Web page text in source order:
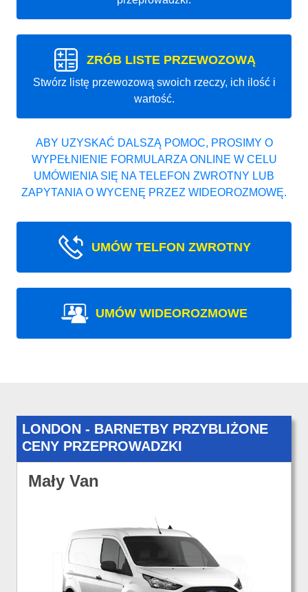
ZRÓB LISTE PRZEWOZOWĄ
Stwórz listę przewozową swoich rzeczy, ich ilość i
wartość.
ABY UZYSKAĆ DALSZĄ POMOC, PROSIMY O
WYPEŁNIENIE FORMULARZA ONLINE W CELU
UMÓWIENIA SIĘ NA TELEFON ZWROTNY LUB
ZAPYTANIA O WYCENĘ PRZEZ WIDEOROZMOWĘ.
UMÓW TELFON ZWROTNY
UMÓW WIDEOROZMOWE
LONDON - BARNETBY PRZYBLIŻONE
CENY PRZEPROWADZKI
Mały Van